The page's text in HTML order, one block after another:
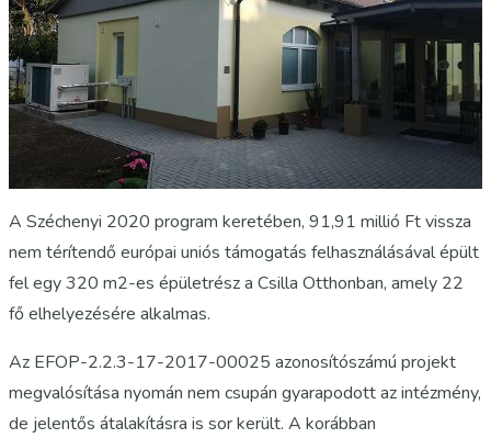
A Széchenyi 2020 program keretében, 91,91 millió Ft vissza
nem térítendő európai uniós támogatás felhasználásával épült
fel egy 320 m2-es épületrész a Csilla Otthonban, amely 22
fő elhelyezésére alkalmas.
Az EFOP-2.2.3-17-2017-00025 azonosítószámú projekt
megvalósítása nyomán nem csupán gyarapodott az intézmény,
de jelentős átalakításra is sor került. A korábban